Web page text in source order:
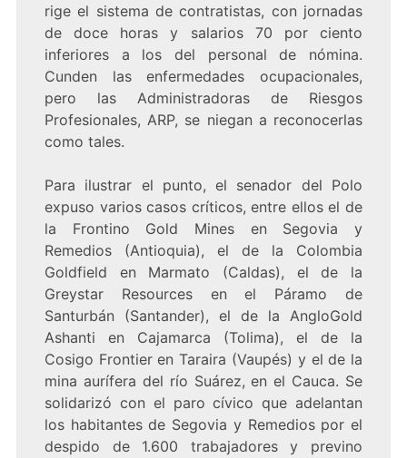
rige el sistema de contratistas, con jornadas
de doce horas y salarios 70 por ciento
inferiores a los del personal de nómina.
Cunden las enfermedades ocupacionales,
pero las Administradoras de Riesgos
Profesionales, ARP, se niegan a reconocerlas
como tales.
Para ilustrar el punto, el senador del Polo
expuso varios casos críticos, entre ellos el de
la Frontino Gold Mines en Segovia y
Remedios (Antioquia), el de la Colombia
Goldfield en Marmato (Caldas), el de la
Greystar Resources en el Páramo de
Santurbán (Santander), el de la AngloGold
Ashanti en Cajamarca (Tolima), el de la
Cosigo Frontier en Taraira (Vaupés) y el de la
mina aurífera del río Suárez, en el Cauca. Se
solidarizó con el paro cívico que adelantan
los habitantes de Segovia y Remedios por el
despido de 1.600 trabajadores y previno